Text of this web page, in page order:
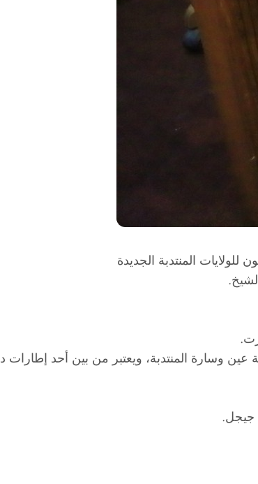
المنتدبة الجديدة
وسارة المنتدبة، ويعتبر من بين أحد إطارات
جيجل.